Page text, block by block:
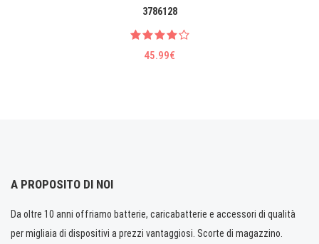
3786128
45.99€
A PROPOSITO DI NOI
Da oltre 10 anni offriamo batterie, caricabatterie e accessori di qualità
per migliaia di dispositivi a prezzi vantaggiosi. Scorte di magazzino.